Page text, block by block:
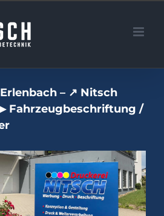
– ↗️ Nitsch
Fahrzeugbeschriftung /